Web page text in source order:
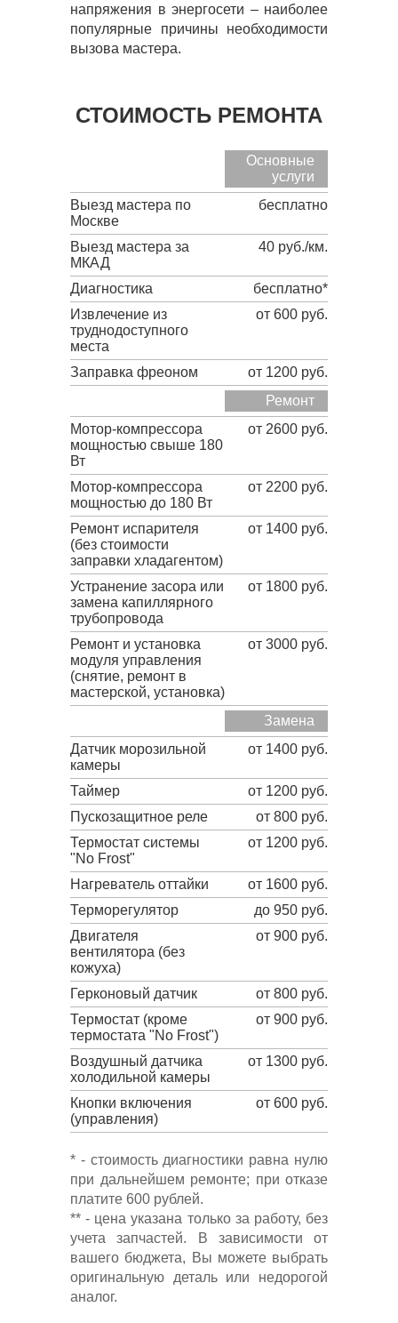
напряжения в энергосети – наиболее
популярные причины необходимости
вызова мастера.
СТОИМОСТЬ РЕМОНТА
Основные
услуги
Выезд мастера по
Москве
бесплатно
Выезд мастера за
МКАД
40 руб./км.
Диагностика
бесплатно*
Извлечение из
труднодоступного
места
от 600 руб.
Заправка фреоном
от 1200 руб.
Ремонт
Мотор-компрессора
мощностью свыше 180
Вт
от 2600 руб.
Мотор-компрессора
мощностью до 180 Вт
от 2200 руб.
Ремонт испарителя
(без стоимости
заправки хладагентом)
от 1400 руб.
Устранение засора или
замена капиллярного
трубопровода
от 1800 руб.
Ремонт и установка
модуля управления
(снятие, ремонт в
мастерской, установка)
от 3000 руб.
Замена
Датчик морозильной
камеры
от 1400 руб.
Таймер
от 1200 руб.
Пускозащитное реле
от 800 руб.
Термостат системы
"No Frost"
от 1200 руб.
Нагреватель оттайки
от 1600 руб.
Терморегулятор
до 950 руб.
Двигателя
вентилятора (без
кожуха)
от 900 руб.
Герконовый датчик
от 800 руб.
Термостат (кроме
термостата "No Frost")
от 900 руб.
Воздушный датчика
холодильной камеры
от 1300 руб.
Кнопки включения
(управления)
от 600 руб.
* - стоимость диагностики равна нулю
при дальнейшем ремонте; при отказе
платите 600 рублей.
** - цена указана только за работу, без
учета запчастей. В зависимости от
вашего бюджета, Вы можете выбрать
оригинальную деталь или недорогой
аналог.